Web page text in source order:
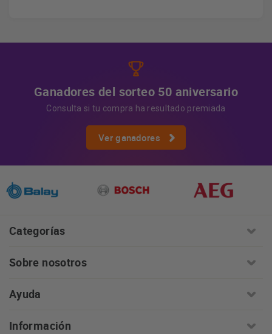
Ganadores del sorteo 50 aniversario
Consulta si tu compra ha resultado premiada
Ver ganadores
Categorías
Sobre nosotros
Ayuda
Información